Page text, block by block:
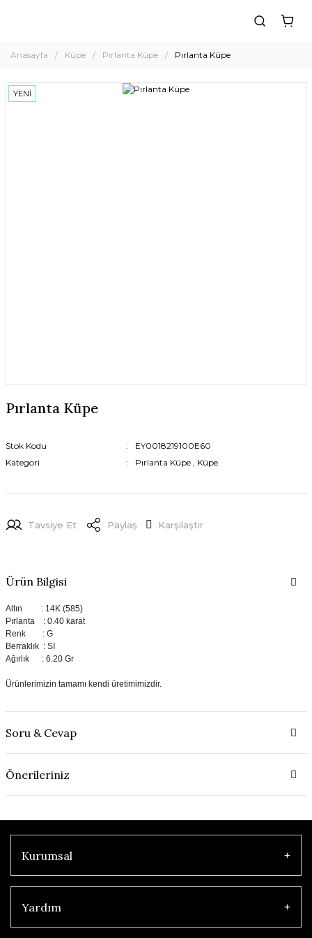
Anasayfa Küpe Pırlanta Küpe Pırlanta Küpe
YENİ
Pırlanta Küpe
Stok Kodu
EY0018219100E60
Kategori
Pırlanta Küpe , Küpe
Tavsiye Et Paylaş Karşılaştır
Ürün Bilgisi
Altın : 14K (585)
Pırlanta : 0.40 karat
Renk : G
Berraklık : SI
Ağırlık : 6.20 Gr
Ürünlerimizin tamamı kendi üretimimizdir.
Soru & Cevap
Önerileriniz
Kurumsal
Yardım